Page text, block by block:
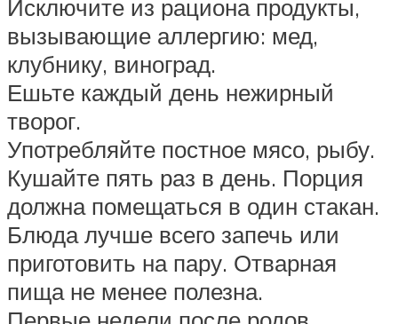
Исключите из рациона продукты,
вызывающие аллергию: мед,
клубнику, виноград.
Ешьте каждый день нежирный
творог.
Употребляйте постное мясо, рыбу.
Кушайте пять раз в день. Порция
должна помещаться в один стакан.
Блюда лучше всего запечь или
приготовить на пару. Отварная
пища не менее полезна.